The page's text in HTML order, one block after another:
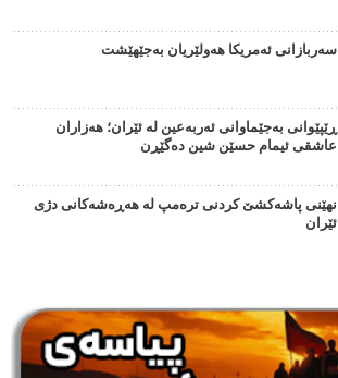
سەربازانی ئەمریکا هەولێریان بەجێهێشت
ڕێپێوانی بەجێماوانی ئەربەعین لە ئێران؛ هەزاران
عاشقی ئیمام حسێن شین دەگێڕن
نهێنی پاشەکشێ کردنی ترەمپ لە هەڕەشەکانی دژی
ئێران